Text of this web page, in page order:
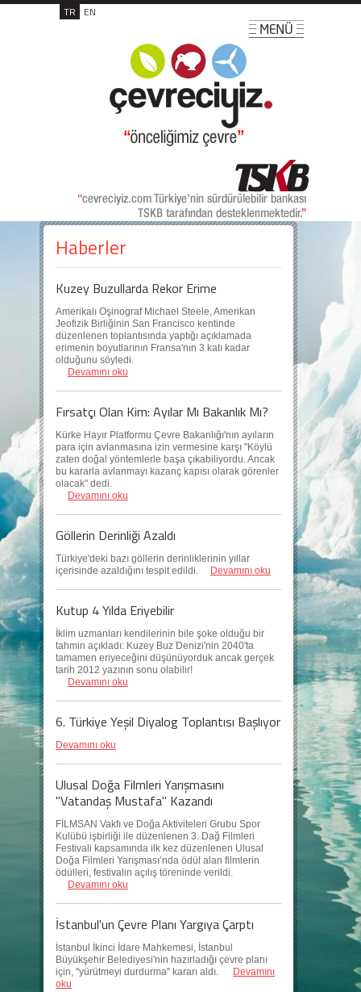
TR EN
Haberler
Kuzey Buzullarda Rekor Erime
Amerikalı Oşinograf Michael Steele, Amerikan
Jeofizik Birliğinin San Francisco kentinde
düzenlenen toplantısında yaptığı açıklamada
erimenin boyutlarının Fransa'nın 3 katı kadar
olduğunu söyledi.
Devamını oku
Fırsatçı Olan Kim: Ayılar Mı Bakanlık Mı?
Kürke Hayır Platformu Çevre Bakanlığı'nın ayıların
para için avlanmasına izin vermesine karşı "Köylü
zaten doğal yöntemlerle başa çıkabiliyordu. Ancak
bu kararla avlanmayı kazanç kapısı olarak görenler
olacak" dedi.
Devamını oku
Göllerin Derinliği Azaldı
Türkiye'deki bazı göllerin derinliklerinin yıllar
içerisinde azaldığını tespit edildi.
Devamını oku
Kutup 4 Yılda Eriyebilir
İklim uzmanları kendilerinin bile şoke olduğu bir
tahmin açıkladı: Kuzey Buz Denizi'nin 2040'ta
tamamen eriyeceğini düşünüyorduk ancak gerçek
tarih 2012 yazının sonu olabilir!
Devamını oku
6. Türkiye Yeşil Diyalog Toplantısı Başlıyor
Devamını oku
Ulusal Doğa Filmleri Yarışmasını
"Vatandaş Mustafa" Kazandı
FİLMSAN Vakfı ve Doğa Aktiviteleri Grubu Spor
Kulübü işbirliği ile düzenlenen 3. Dağ Filmleri
Festivali kapsamında ilk kez düzenlenen Ulusal
Doğa Filmleri Yarışması’nda ödül alan filmlerin
ödülleri, festivalin açılış töreninde verildi.
Devamını oku
İstanbul'un Çevre Planı Yargıya Çarptı
İstanbul İkinci İdare Mahkemesi, İstanbul
Büyükşehir Belediyesi'nin hazırladığı çevre planı
için, ''yürütmeyi durdurma'' kararı aldı.
Devamını
oku